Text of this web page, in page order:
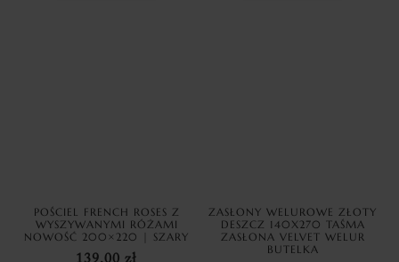
POŚCIEL FRENCH ROSES Z
WYSZYWANYMI RÓŻAMI
NOWOŚĆ 200×220 | SZARY
ZASŁONY WELUROWE ZŁOTY
DESZCZ 140X270 TAŚMA
ZASŁONA VELVET WELUR
BUTELKA